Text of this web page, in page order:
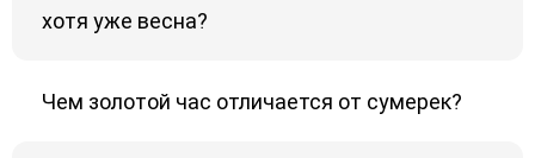
хотя уже весна?
Чем золотой час отличается от сумерек?